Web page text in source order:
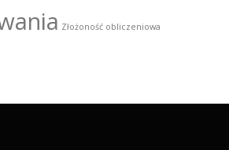
Złożoność obliczeniowa